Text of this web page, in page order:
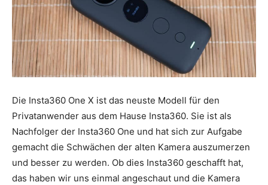
Die Insta360 One X ist das neuste Modell für den
Privatanwender aus dem Hause Insta360. Sie ist als
Nachfolger der Insta360 One und hat sich zur Aufgabe
gemacht die Schwächen der alten Kamera auszumerzen
und besser zu werden. Ob dies Insta360 geschafft hat,
das haben wir uns einmal angeschaut und die Kamera